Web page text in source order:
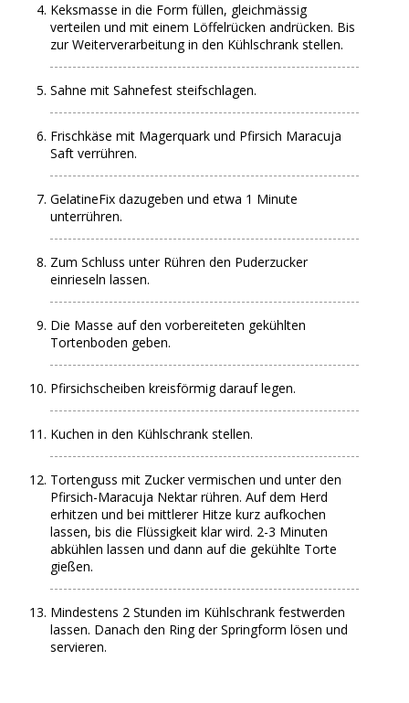
Keksmasse in die Form füllen, gleichmässig
verteilen und mit einem Löffelrücken andrücken. Bis
zur Weiterverarbeitung in den Kühlschrank stellen.
Sahne mit Sahnefest steifschlagen.
Frischkäse mit Magerquark und Pfirsich Maracuja
Saft verrühren.
GelatineFix dazugeben und etwa 1 Minute
unterrühren.
Zum Schluss unter Rühren den Puderzucker
einrieseln lassen.
Die Masse auf den vorbereiteten gekühlten
Tortenboden geben.
Pfirsichscheiben kreisförmig darauf legen.
Kuchen in den Kühlschrank stellen.
Tortenguss mit Zucker vermischen und unter den
Pfirsich-Maracuja Nektar rühren. Auf dem Herd
erhitzen und bei mittlerer Hitze kurz aufkochen
lassen, bis die Flüssigkeit klar wird. 2-3 Minuten
abkühlen lassen und dann auf die gekühlte Torte
gießen.
Mindestens 2 Stunden im Kühlschrank festwerden
lassen. Danach den Ring der Springform lösen und
servieren.